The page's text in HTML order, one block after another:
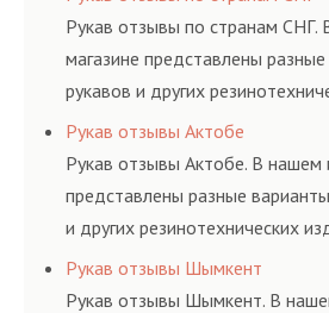
и нормативам.
Рукав отзывы по странам СНГ.
магазине представлены
рукавов и других
соответствующих ГОСТам,
и нормативам.
Рукав отзывы Актобе
Рукав отзывы Актобе. В нашем
представлены разные
и других резинотехнических
соответствующих ГОСТам,
и нормативам.
Рукав отзывы Шымкент
Рукав отзывы Шымкент. В